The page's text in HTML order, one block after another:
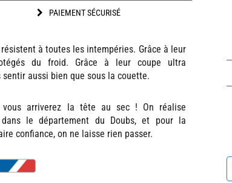
PAIEMENT SÉCURISÉ
à toutes les intempéries. Grâce à leur
du froid. Grâce à leur coupe ultra
aussi bien que sous la couette.
vous arriverez la tête au sec ! On réalise
dans le département du Doubs, et pour la
confiance, on ne laisse rien passer.